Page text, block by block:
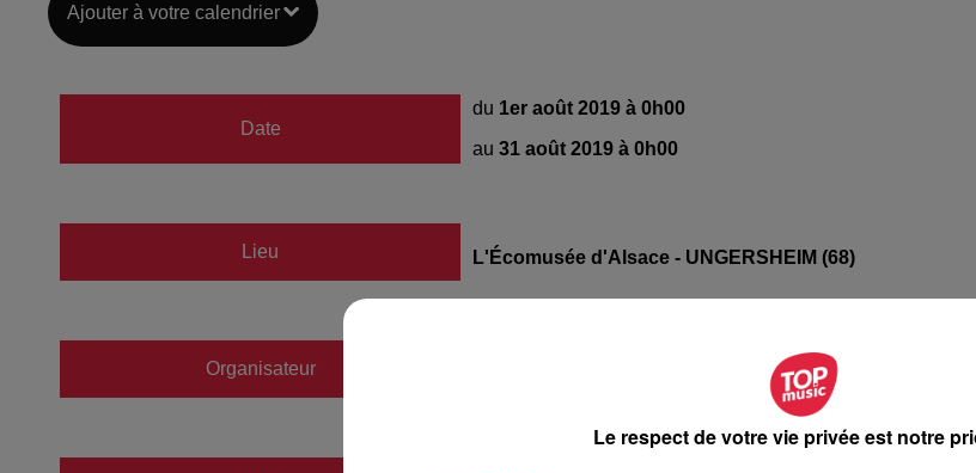
Ajouter à votre calendrier
Date
du 1er août 2019 à 0h00
au 31 août 2019 à 0h00
Lieu L'Écomusée d'Alsace - UNGERSHEIM (68)
Organisateur
Le respect de votre vie privée est notre